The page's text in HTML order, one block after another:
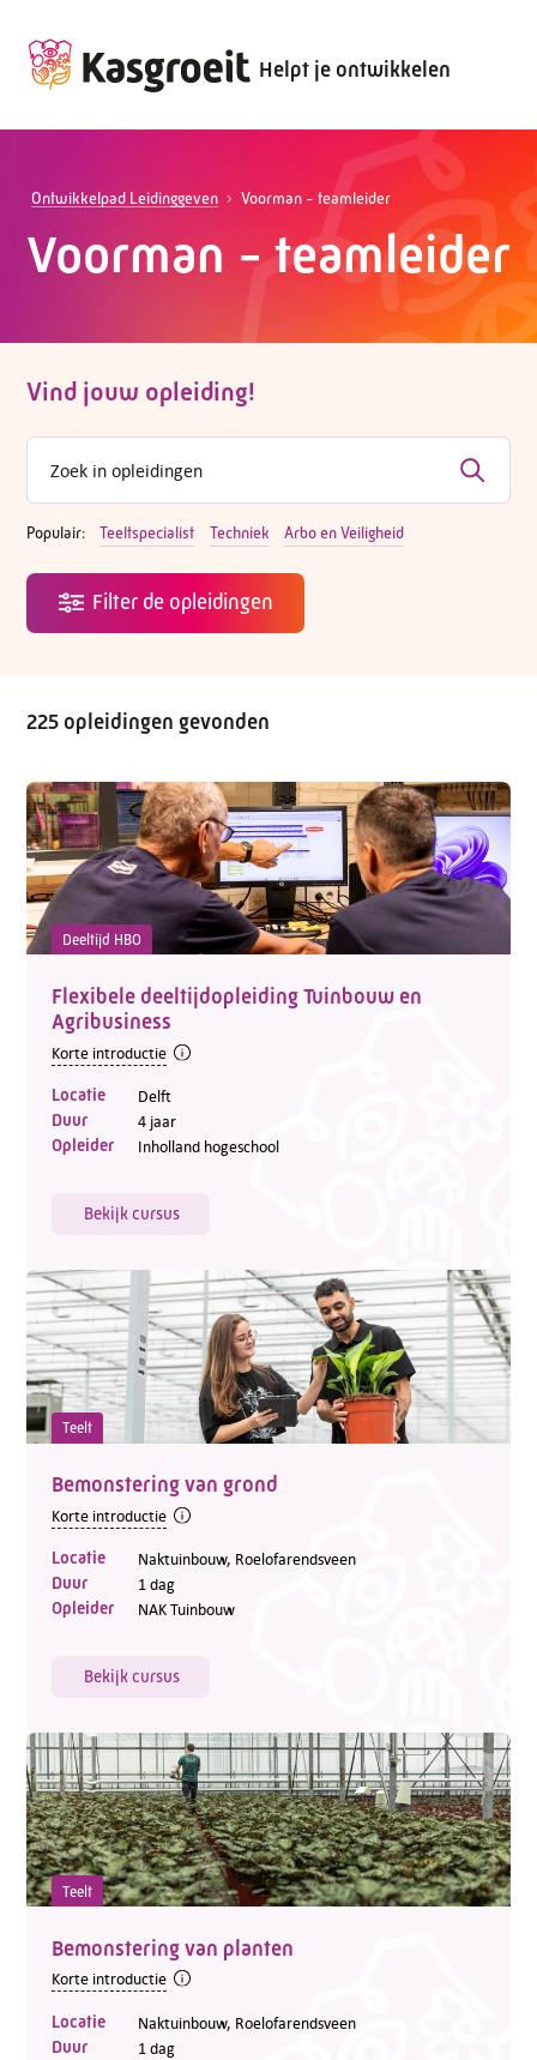
Helpt je ontwikkelen
Ontwikkelpad Leidinggeven Voorman - teamleider
Voorman - teamleider
Vind jouw opleiding!
Populair: Teeltspecialist Techniek Arbo en Veiligheid
225 opleidingen gevonden
Deeltijd HBO
Flexibele deeltijdopleiding Tuinbouw en
Agribusiness
Korte introductie
Locatie Delft
Duur 4 jaar
Opleider Inholland hogeschool
Bekijk cursus
Teelt
Bemonstering van grond
Korte introductie
Locatie Naktuinbouw, Roelofarendsveen
Duur 1 dag
Opleider NAK Tuinbouw
Bekijk cursus
Teelt
Bemonstering van planten
Korte introductie
Locatie Naktuinbouw, Roelofarendsveen
Duur 1 dag